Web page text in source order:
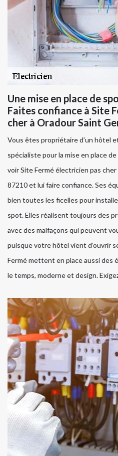
Une mise en place de
Faites confiance à Site
cher à Oradour Saint
Vous êtes propriétaire d’un hôtel
spécialiste pour la mise en place
voir Site Fermé électricien pas
87210 et lui faire confiance. Ses
bien toutes les ficelles pour
spot. Elles réalisent toujours des
avec des malfaçons qui peuvent
puisque votre hôtel vient d’ouvrir
Fermé mettent en place aussi des
le temps, moderne et design.